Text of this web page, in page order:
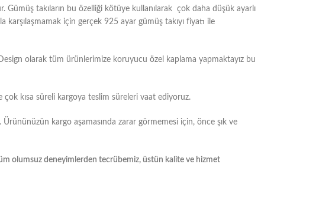
takıların bu özelliği kötüye kullanılarak çok daha düşük ayarlı
için gerçek 925 ayar gümüş takıyı fiyatı ile
olarak tüm ürünlerimize koruyucu özel kaplama yapmaktayız bu
çok kısa süreli kargoya teslim süreleri vaat ediyoruz.
kargo aşamasında zarar görmemesi için, önce şık ve
olumsuz deneyimlerden tecrübemiz, üstün kalite ve hizmet